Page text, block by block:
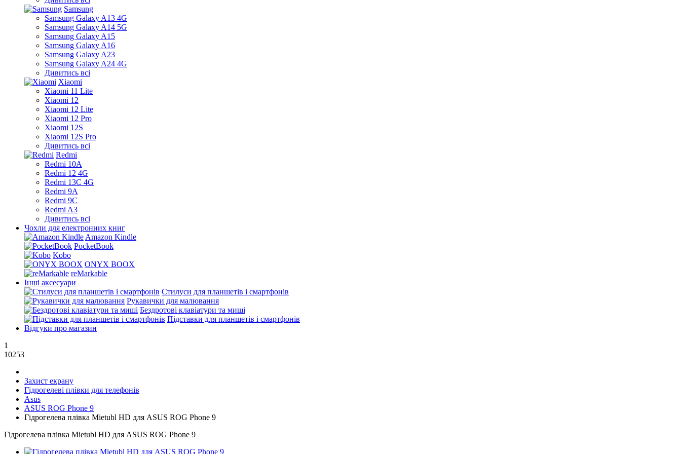
Samsung
Samsung Galaxy A13 4G
Samsung Galaxy A14 5G
Samsung Galaxy A15
Samsung Galaxy A16
Samsung Galaxy A23
Samsung Galaxy A24 4G
Дивитись всі
Xiaomi
Xiaomi 11 Lite
Xiaomi 12
Xiaomi 12 Lite
Xiaomi 12 Pro
Xiaomi 12S
Xiaomi 12S Pro
Дивитись всі
Redmi
Redmi 10A
Redmi 12 4G
Redmi 13C 4G
Redmi 9A
Redmi 9C
Redmi A3
Дивитись всі
Чохли для електронних книг
Amazon Kindle
PocketBook
Kobo
ONYX BOOX
reMarkable
Інші аксесуари
Стилуси для планшетів і смартфонів
Рукавички для малювання
Бездротові клавіатури та миші
Підставки для планшетів і смартфонів
Відгуки про магазин
1
10253
Захист екрану
Гідрогелеві плівки для телефонів
Asus
ASUS ROG Phone 9
Гідрогелева плівка Mietubl HD для ASUS ROG Phone 9
Гідрогелева плівка Mietubl HD для ASUS ROG Phone 9